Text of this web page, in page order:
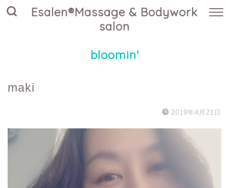
Esalen®Massage & Bodywork
salon
bloomin'
maki
2019年4月21日